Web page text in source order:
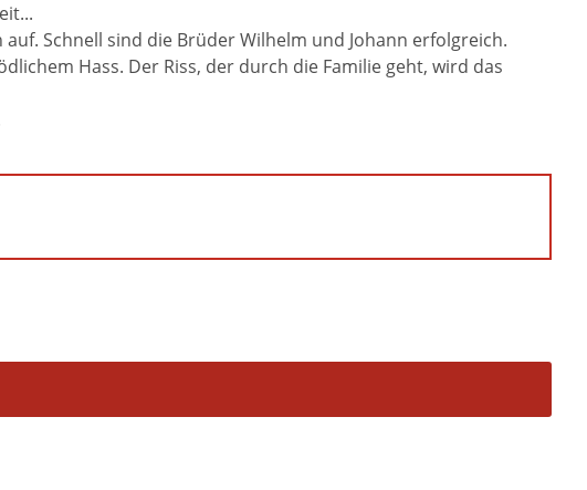
Schnell sind die Brüder Wilhelm und Johann erfolgreich.
Hass. Der Riss, der durch die Familie geht, wird das